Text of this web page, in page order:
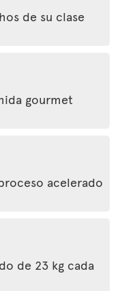
de su clase
gourmet
acelerado
de 23 kg cada